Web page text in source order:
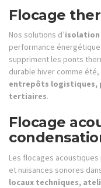
Flocage
Nos solutions d’
performance
suppriment les ponts
durable hiver comme
entrepôts logistiques,
tertiaires.
Flocage
Les flocages
et nuisances sonores
locaux techniques,